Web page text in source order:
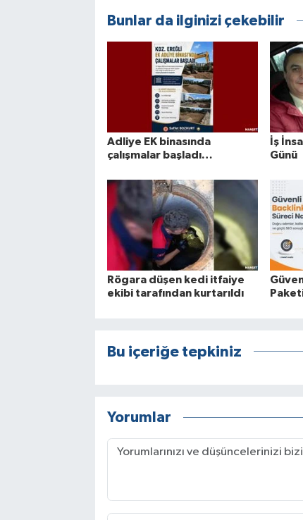
Bunlar da ilginizi çekebilir
Adliye EK binasında
çalışmalar başladı…
İş
Günü
Rögara düşen kedi itfaiye
ekibi tarafından kurtarıldı
Bu içeriğe tepkiniz
Yorumlar